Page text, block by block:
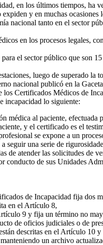
en los últimos tiempos, ha
y en muchas
nacional tanto en el sector
en los procesos legales,
el sector público que son
luego de superado la
nacional publicó en la
Certificados Médicos de
incapacidad lo siguiente:
médica al paciente, efectuada
y el certificado es el
se expone a un
seguir una serie de
de atender las solicitudes de
conducto de sus Unidades
de Incapacidad fija dos
en el Artículo 8,
9 y fija un término no
de oficios judiciales o de
descritas en el Artículo
un archivo